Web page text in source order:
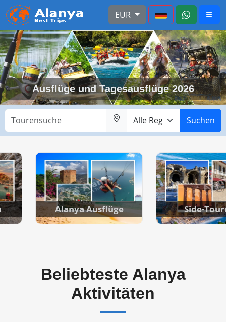
EUR
Ausflüge und Tagesausflüge 2026
Suchen
Alanya Ausflüge Side-
Beliebteste Alanya
Aktivitäten